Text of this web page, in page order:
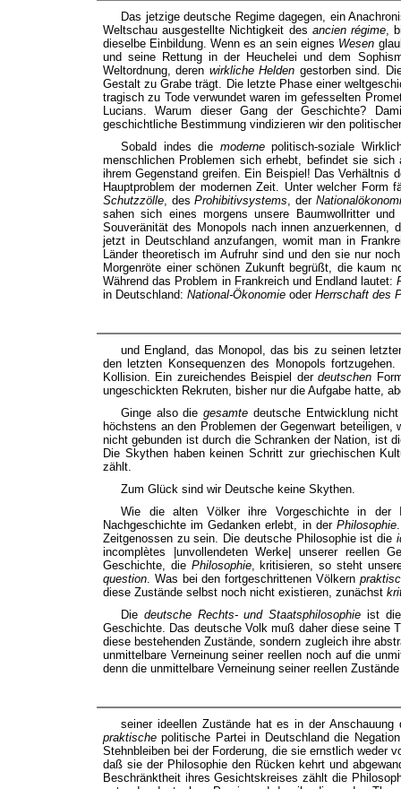
Das jetzige deutsche Regime dagegen, ein
Weltschau ausgestellte Nichtigkeit des ancien régime,
dieselbe Einbildung. Wenn es an sein eignes Wesen
und seine Rettung in der Heuchelei und dem
Weltordnung, deren wirkliche Helden gestorben sind.
Gestalt zu Grabe trägt. Die letzte Phase einer
tragisch zu Tode verwundet waren im gefesselten
Lucians. Warum dieser Gang der Geschichte?
geschichtliche Bestimmung vindizieren wir den
Sobald indes die modernepolitisch-soziale
menschlichen Problemen sich erhebt, befindet sie
ihrem Gegenstand greifen. Ein Beispiel! Das Verhältnis
Hauptproblem der modernen Zeit. Unter welcher
Schutzzölle, desProhibitivsystems, der
sahen sich eines morgens unsere Baumwollritter
Souveränität des Monopols nach innen anzuerkennen,
jetzt in Deutschland anzufangen, womit man in
Länder theoretisch im Aufruhr sind und den sie nur
Morgenröte einer schönen Zukunft begrüßt, die kaum
Während das Problem in Frankreich und Endland lautet:
in Deutschland: National-Ökonomie oder Herrschaft des
und England, das Monopol, das bis zu seinen
den letzten Konsequenzen des Monopols
Kollision. Ein zureichendes Beispiel derdeutschen
ungeschickten Rekruten, bisher nur die Aufgabe hatte,
Ginge also diegesamte deutsche Entwicklung
höchstens an den Problemen der Gegenwart
nicht gebunden ist durch die Schranken der Nation, ist
Die Skythen haben keinen Schritt zur griechischen
zählt.
Zum Glück sind wir Deutsche keine Skythen.
Wie die alten Völker ihre Vorgeschichte in
Nachgeschichte im Gedanken erlebt, in der Philosophie
Zeitgenossen zu sein. Die deutsche Philosophie ist die
incomplètes |unvollendeten Werke| unserer reellen
Geschichte, die Philosophie, kritisieren, so steht
question. Was bei den fortgeschrittenen Völkern
diese Zustände selbst noch nicht existieren, zunächst
Die deutsche Rechts- und Staatsphilosophie ist
Geschichte. Das deutsche Volk muß daher diese seine
diese bestehenden Zustände, sondern zugleich ihre
unmittelbare Verneinung seiner reellen noch auf die
denn die unmittelbare Verneinung seiner reellen
seiner ideellen Zustände hat es in der
praktische politische Partei in Deutschland die
Stehnbleiben bei der Forderung, die sie ernstlich weder
daß sie der Philosophie den Rücken kehrt und
Beschränktheit ihres Gesichtskreises zählt die